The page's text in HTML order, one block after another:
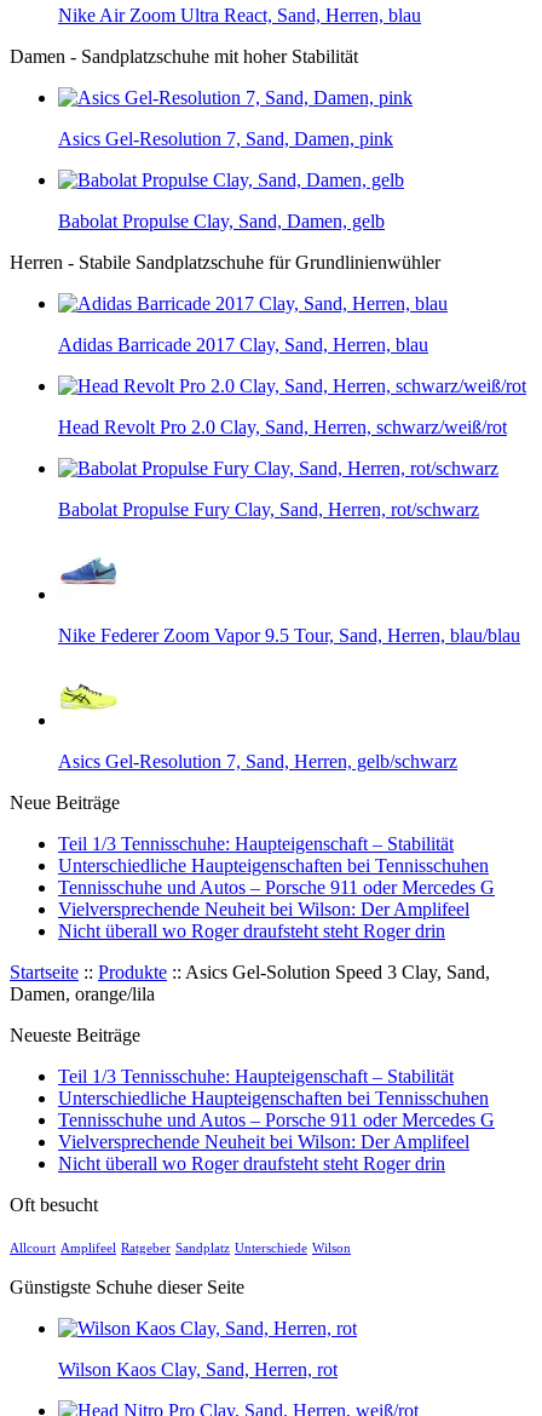
Nike Air Zoom Ultra React, Sand, Herren, blau
Damen - Sandplatzschuhe mit hoher Stabilität
Asics Gel-Resolution 7, Sand, Damen, pink
Babolat Propulse Clay, Sand, Damen, gelb
Herren - Stabile Sandplatzschuhe für Grundlinienwühler
Adidas Barricade 2017 Clay, Sand, Herren, blau
Head Revolt Pro 2.0 Clay, Sand, Herren, schwarz/weiß/rot
Babolat Propulse Fury Clay, Sand, Herren, rot/schwarz
Nike Federer Zoom Vapor 9.5 Tour, Sand, Herren, blau/blau
Asics Gel-Resolution 7, Sand, Herren, gelb/schwarz
Neue Beiträge
Teil 1/3 Tennisschuhe: Haupteigenschaft – Stabilität
Unterschiedliche Haupteigenschaften bei Tennisschuhen
Tennisschuhe und Autos – Porsche 911 oder Mercedes G
Vielversprechende Neuheit bei Wilson: Der Amplifeel
Nicht überall wo Roger draufsteht steht Roger drin
Startseite :: Produkte :: Asics Gel-Solution Speed 3 Clay, Sand,
Damen, orange/lila
Neueste Beiträge
Teil 1/3 Tennisschuhe: Haupteigenschaft – Stabilität
Unterschiedliche Haupteigenschaften bei Tennisschuhen
Tennisschuhe und Autos – Porsche 911 oder Mercedes G
Vielversprechende Neuheit bei Wilson: Der Amplifeel
Nicht überall wo Roger draufsteht steht Roger drin
Oft besucht
Allcourt Amplifeel Ratgeber Sandplatz Unterschiede Wilson
Günstigste Schuhe dieser Seite
Wilson Kaos Clay, Sand, Herren, rot